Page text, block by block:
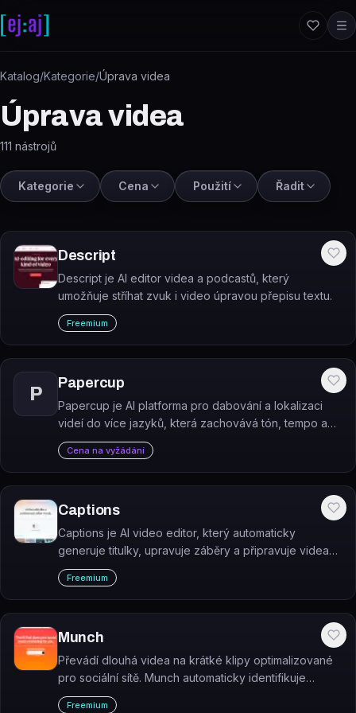
Katalog/Kategorie/Úprava videa
Úprava videa
111 nástrojů
Kategorie Cena Použití Řadit
Descript
Descript je AI editor videa a podcastů, který
umožňuje stříhat zvuk i video úpravou přepisu textu.
Freemium
P
Papercup
Papercup je AI platforma pro dabování a lokalizaci
videí do více jazyků, která zachovává tón, tempo a
emoce původního mluvčího.
Cena na vyžádání
Captions
Captions je AI video editor, který automaticky
generuje titulky, upravuje záběry a připravuje videa
ke sdílení – bez nutnosti profesionálních znalostí
střihu.
Freemium
Munch
Převádí dlouhá videa na krátké klipy optimalizované
pro sociální sítě. Munch automaticky identifikuje
nejzajímavější momenty a přizpůsobuje formát pro
Freemium